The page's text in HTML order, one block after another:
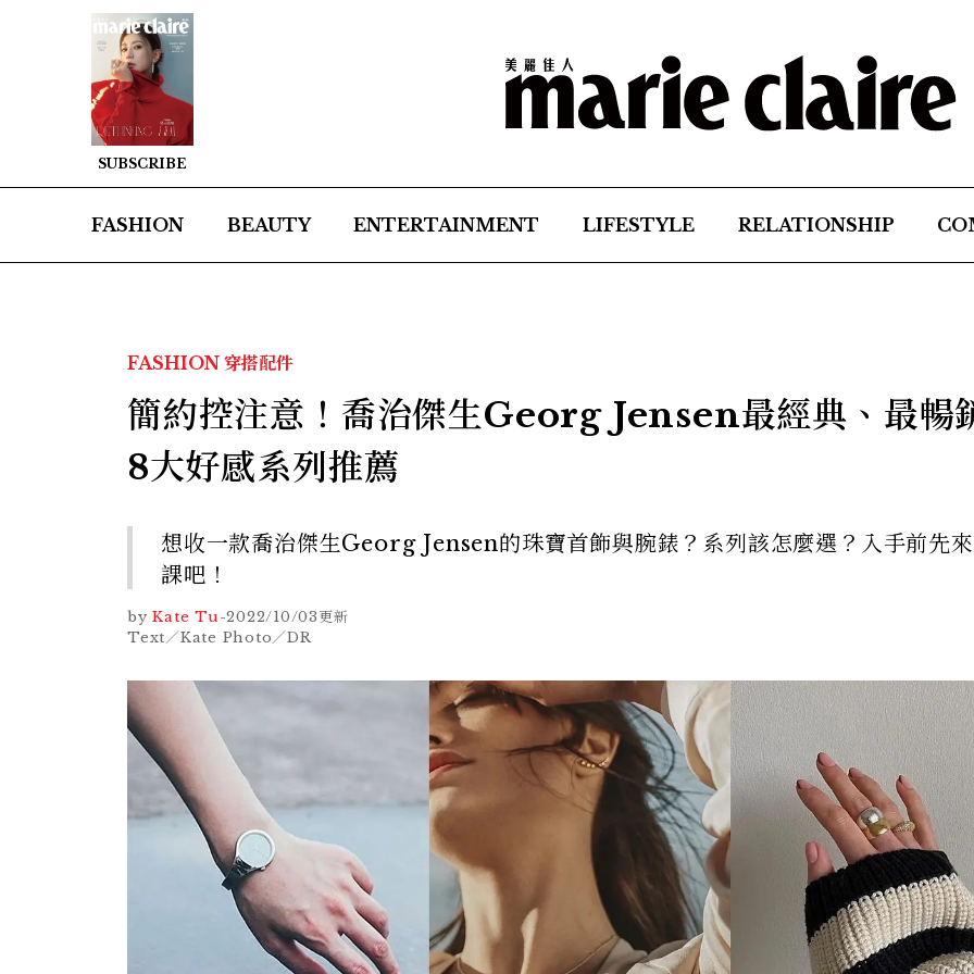
SUBSCRIBE
FASHION BEAUTY ENTERTAINMENT LIFESTYLE RELATIONSHIP
FASHION 穿搭配件
簡約控注意！喬治傑生Georg Jensen最經典、最暢
8大好感系列推薦
想收一款喬治傑生Georg Jensen的珠寶首飾與腕錶？系列該怎麼選？入手前先
課吧！
by Kate Tu-2022/10/03更新
Text／Kate Photo／DR